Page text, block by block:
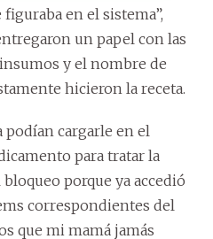
en el sistema”,
un papel con las
y el nombre de
hicieron la receta.
podían cargarle en el
para tratar la
porque ya accedió
correspondientes del
que mi mamá jamás